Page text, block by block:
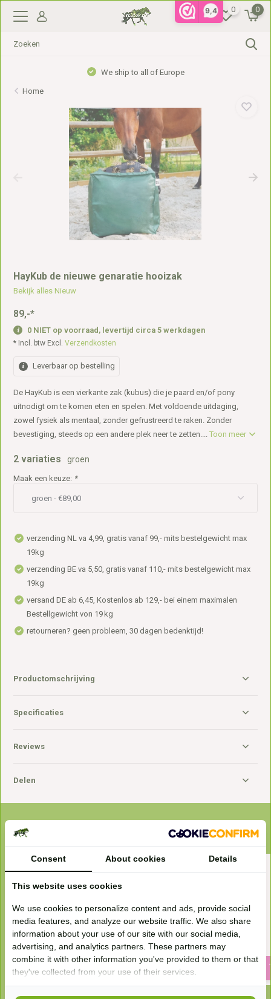
9,4 0 0
We ship to all of Europe
Home
HayKub de nieuwe genaratie hooizak
Bekijk alles Nieuw
89,-*
0 NIET op voorraad, levertijd circa 5 werkdagen
* Incl. btw Excl.Verzendkosten
Leverbaar op bestelling
De HayKub is een vierkante zak (kubus) die je paard en/of pony
uitnodigt om te komen eten en spelen. Met voldoende uitdaging,
zowel fysiek als mentaal, zonder gefrustreerd te raken. Zonder
bevestiging, steeds op een andere plek neer te zetten....Toon meer
2 variaties groen
Maak een keuze: *
verzending NL va 4,99, gratis vanaf 99,- mits bestelgewicht max
19kg
verzending BE va 5,50, gratis vanaf 110,- mits bestelgewicht max
19kg
versand DE ab 6,45, Kostenlos ab 129,- bei einem maximalen
Bestellgewicht von 19 kg
retourneren? geen probleem, 30 dagen bedenktijd!
Productomschrijving
Specificaties
Reviews
Delen
Bijpassende en vergelijkbare artikelen
Opberghulp voor zweepjes en
sticks
4,85
Touwhalster Profi
24,99
Consent About cookies Details
This website uses cookies
We use cookies to personalize content and ads, provide social
media features, and analyze our website traffic. We also share
information about your use of our site with our social media,
advertising, and analytics partners. These partners may
combine it with other information you've provided to them or that
they've collected from your use of their services.